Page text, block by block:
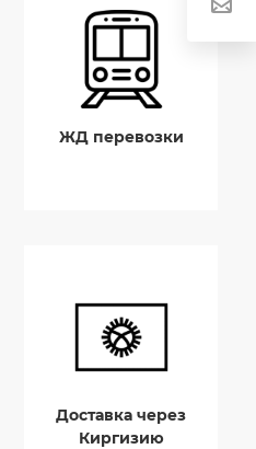
ЖД перевозки
Доставка через
Киргизию